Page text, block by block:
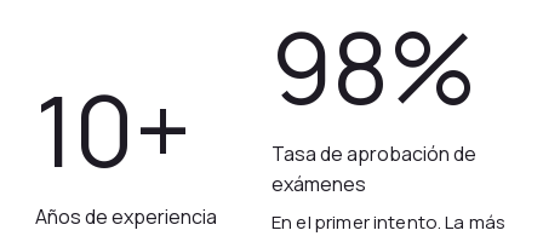
10+
Años de experiencia
98%
Tasa de aprobación de
exámenes
En el primer intento. La más